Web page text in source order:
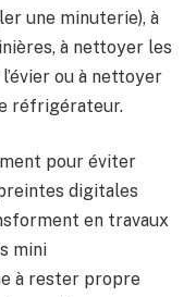
une minuterie), à
à nettoyer les
ou à nettoyer
réfrigérateur.
pour éviter
digitales
en travaux
mini
à rester propre